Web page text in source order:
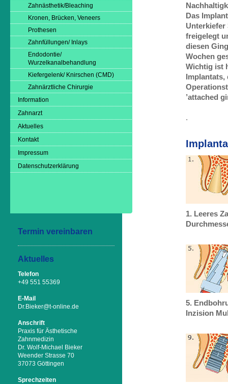
Das
Unterkiefer
freigelegt
diesen
Wochen
Wichtig ist
Implantats,
’attached
.
1. Leeres
5.
Inzision
Zahnästhetik/Bleaching
Kronen, Brücken, Veneers
Prothesen
Zahnfüllungen/ Inlays
Endodontie/
Wurzelkanalbehandlung
Kiefergelenk/ Knirschen (CMD)
Zahnärztliche Chirurgie
Information
Zahnarzt
Aktuelles
Kontakt
Impressum
Datenschutzerklärung
Termin vereinbaren
Aktuelles
Telefon
+49 551 55369
E-Mail
Dr.Bieker@t-online.de
Anschrift
Praxis für Ästhetische
Zahnmedizin
Dr. Wolf-Michael Bieker
Weender Strasse 70
37073 Göttingen
Sprechzeiten